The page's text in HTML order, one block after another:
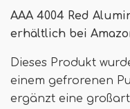
AAA 4004 Red
erhältlich bei
Dieses Produkt
einem gefrorenen
ergänzt eine